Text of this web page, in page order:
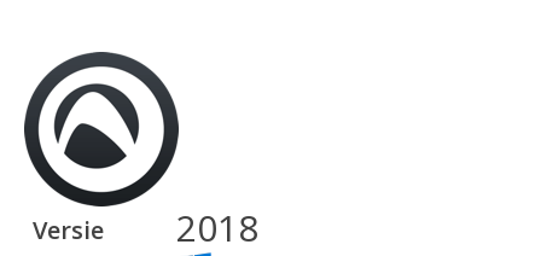
Versie 2018